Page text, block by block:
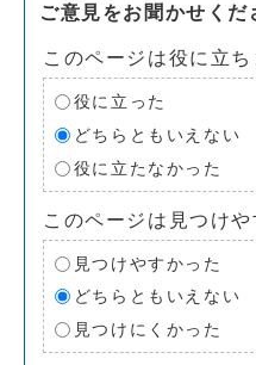
ご意見をお聞かせくだ
このページは役に立ち
役に立った
どちらともいえない
役に立たなかった
このページは見つけ
見つけやすかった
どちらともいえない
見つけにくかった